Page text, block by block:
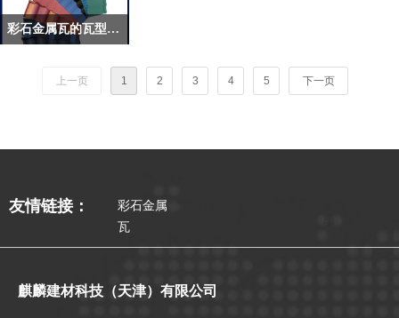
彩石金属瓦的瓦型多吗？都有哪些？
上一页 1 2 3 4 5 下一页
麒麟建材科技（天津）有限公司
友情链接：
彩石金属
瓦